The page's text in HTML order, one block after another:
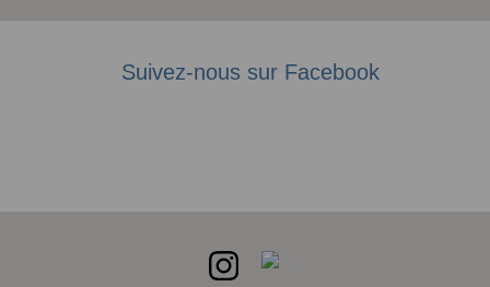
Suivez-nous sur Facebook